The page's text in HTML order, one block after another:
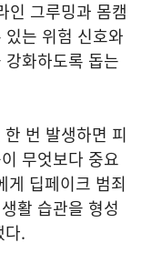
인 그루밍과 몸캠
는 위험 신호와
화하도록 돕는
번 발생하면 피
무엇보다 중요
게 딥페이크 범죄
활 습관을 형성
다.